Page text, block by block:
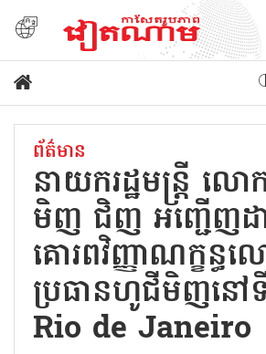
ព័ត៌មាន
នាយករដ្ឋមន្ត្រី លោ
មិញ ជិញ អញ្ជើញដា
គោរពវិញ្ញាណក្ខន្ធ
ប្រធានហូជីមិញនៅ
Rio de Janeiro